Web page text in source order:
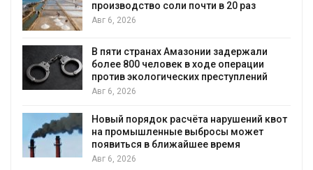
производство соли почти в 20 раз
Авг 6, 2026
В пяти странах Амазонии задержали
более 800 человек в ходе операции
против экологических преступлений
Авг 6, 2026
Новый порядок расчёта нарушений квот
на промышленные выбросы может
появиться в ближайшее время
Авг 6, 2026